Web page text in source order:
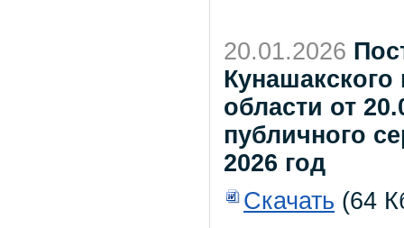
20.01.2026
области от
публичного
2026 год
Скачать (64